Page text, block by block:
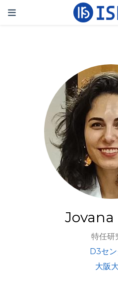
特任研
D3セ
大阪